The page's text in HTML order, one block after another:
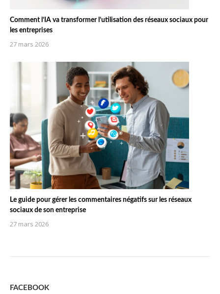
Comment l’IA va transformer l’utilisation des réseaux sociaux pour
les entreprises
27 mars 2026
Le guide pour gérer les commentaires négatifs sur les réseaux
sociaux de son entreprise
27 mars 2026
FACEBOOK